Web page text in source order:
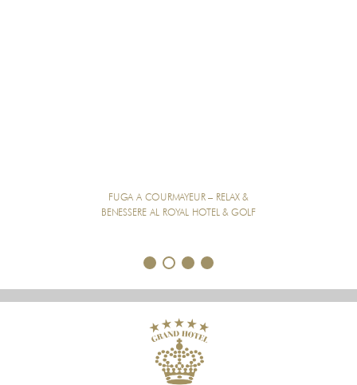
FUGA A COURMAYEUR – RELAX &
BENESSERE AL ROYAL HOTEL & GOLF
2